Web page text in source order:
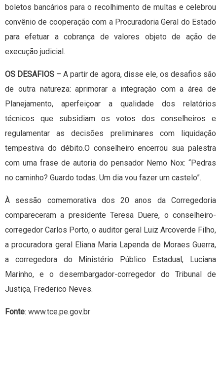
boletos bancários para o recolhimento de multas e celebrou
convênio de cooperação com a Procuradoria Geral do Estado
para efetuar a cobrança de valores objeto de ação de
execução judicial.
OS DESAFIOS – A partir de agora, disse ele, os desafios são
de outra natureza: aprimorar a integração com a área de
Planejamento, aperfeiçoar a qualidade dos relatórios
técnicos que subsidiam os votos dos conselheiros e
regulamentar as decisões preliminares com liquidação
tempestiva do débito.O conselheiro encerrou sua palestra
com uma frase de autoria do pensador Nemo Nox: “Pedras
no caminho? Guardo todas. Um dia vou fazer um castelo”.
À sessão comemorativa dos 20 anos da Corregedoria
compareceram a presidente Teresa Duere, o conselheiro-
corregedor Carlos Porto, o auditor geral Luiz Arcoverde Filho,
a procuradora geral Eliana Maria Lapenda de Moraes Guerra,
a corregedora do Ministério Público Estadual, Luciana
Marinho, e o desembargador-corregedor do Tribunal de
Justiça, Frederico Neves.
Fonte: www.tce.pe.gov.br